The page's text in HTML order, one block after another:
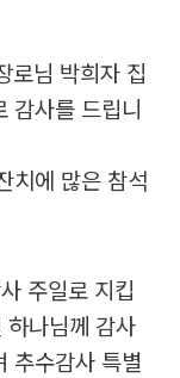
로님 박희자 집
감사를 드립니
치에 많은 참석
주일로 지킵
하나님께 감사
추수감사 특별